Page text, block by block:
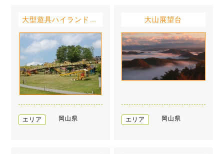
エリア 岡山県
大山展望台
エリア 岡山県